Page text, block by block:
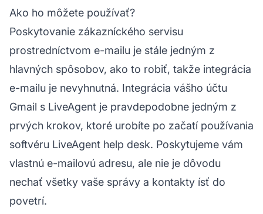
Ako ho môžete používať?
Poskytovanie zákazníckého servisu
prostredníctvom e-mailu je stále jedným z
hlavných spôsobov, ako to robiť, takže integrácia
e-mailu je nevyhnutná. Integrácia vášho účtu
Gmail s LiveAgent je pravdepodobne jedným z
prvých krokov, ktoré urobíte po začatí používania
softvéru LiveAgent help desk. Poskytujeme vám
vlastnú e-mailovú adresu, ale nie je dôvodu
nechať všetky vaše správy a kontakty ísť do
povetrí.